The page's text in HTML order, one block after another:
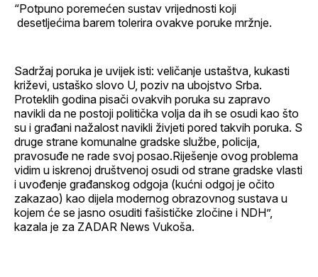
“Potpuno poremećen sustav vrijednosti koji
desetljećima barem tolerira ovakve poruke mržnje.
Sadržaj poruka je uvijek isti: veličanje ustaštva, kukasti
križevi, ustaško slovo U, poziv na ubojstvo Srba.
Proteklih godina pisači ovakvih poruka su zapravo
navikli da ne postoji politička volja da ih se osudi kao što
su i građani nažalost navikli živjeti pored takvih poruka. S
druge strane komunalne gradske službe, policija,
pravosuđe ne rade svoj posao.Riješenje ovog problema
vidim u iskrenoj društvenoj osudi od strane gradske vlasti
i uvođenje građanskog odgoja (kućni odgoj je očito
zakazao) kao dijela modernog obrazovnog sustava u
kojem će se jasno osuditi fašističke zločine i NDH”,
kazala je za ZADAR News Vukoša.